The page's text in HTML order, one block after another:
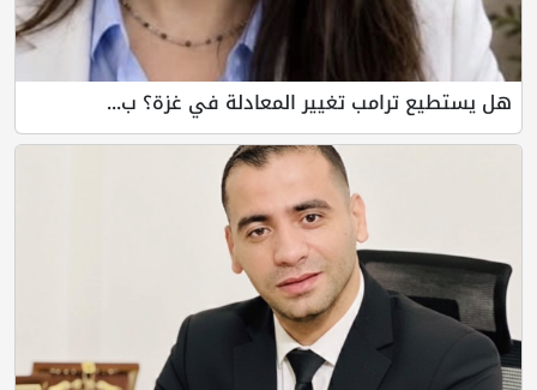
هل يستطيع ترامب تغيير المعادلة في غزة؟ ب...